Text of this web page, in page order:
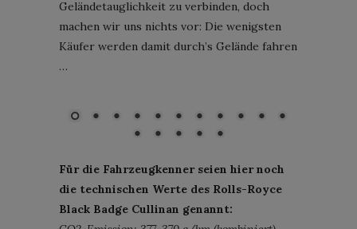
Geländetauglichkeit zu verbinden, doch
machen wir uns nichts vor: Die wenigsten
Käufer werden damit durch’s Gelände fahren
…
Für die Fahrzeugkenner seien hier noch
die technischen Werte des Rolls-Royce
Black Badge Cullinan genannt: